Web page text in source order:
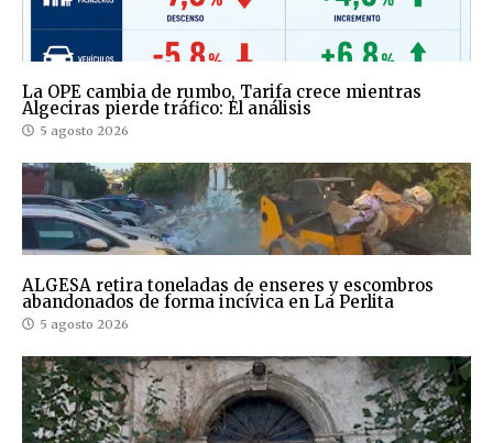
La OPE cambia de rumbo, Tarifa crece mientras
Algeciras pierde tráfico: El análisis
5 agosto 2026
ALGESA retira toneladas de enseres y escombros
abandonados de forma incívica en La Perlita
5 agosto 2026